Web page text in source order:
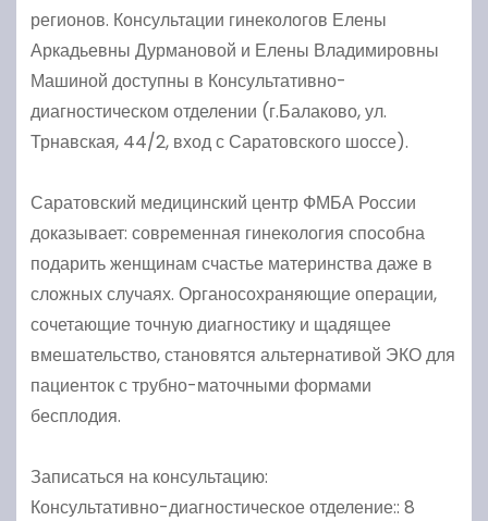
регионов. Консультации гинекологов Елены
Аркадьевны Дурмановой и Елены Владимировны
Машиной доступны в Консультативно-
диагностическом отделении (г.Балаково, ул.
Трнавская, 44/2, вход с Саратовского шоссе).
Саратовский медицинский центр ФМБА России
доказывает: современная гинекология способна
подарить женщинам счастье материнства даже в
сложных случаях. Органосохраняющие операции,
сочетающие точную диагностику и щадящее
вмешательство, становятся альтернативой ЭКО для
пациенток с трубно-маточными формами
бесплодия.
Записаться на консультацию:
Консультативно-диагностическое отделение:: 8